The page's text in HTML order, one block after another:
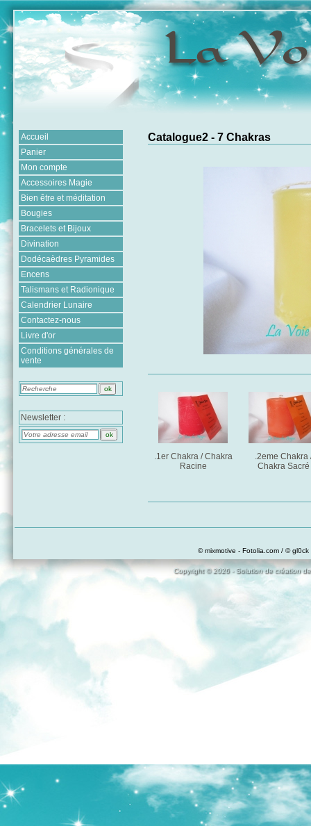
Accueil
Panier
Mon compte
Accessoires Magie
Bien être et méditation
Bougies
Bracelets et Bijoux
Divination
Dodécaèdres Pyramides
Encens
Talismans et Radionique
Calendrier Lunaire
Contactez-nous
Livre d'or
Conditions générales de
vente
Newsletter :
Catalogue2 - 7 Chakras
.1er Chakra / Chakra
Racine
.2eme Chakra
Chakra Sacré
© mixmotive - Fotolia.com / ©
Copyright © 2026 - Solution de création